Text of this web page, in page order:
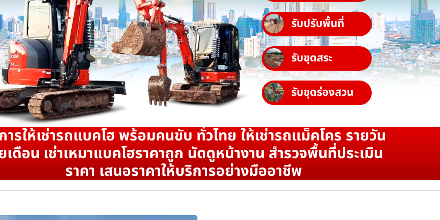
รับปรับพื้นที่
รับขุดสระ
รับขุดร่องสวน
ารให้เช่ารถแบคโฮ พร้อมคนขับ ทั่วไทย ให้เช่ารถแม็คโคร รายวัน
เดือน เช่าเหมาแบคโฮราคาถูก นัดดูหน้างาน สำรวจพื้นที่ประเมิน
ราคา เสนอราคาให้บริการอย่างมืออาชีพ